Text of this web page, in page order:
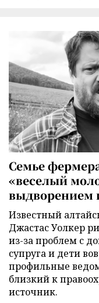
Семье
«веселый
выдворением
Известный
Джастас Уолкер
из-за проблем с
супруга и дети
профильные
близкий к
источник.